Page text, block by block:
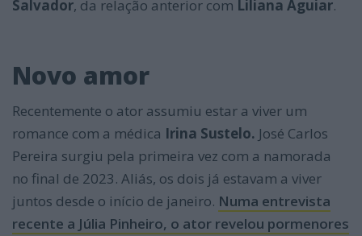
Salvador, da relação anterior com Liliana Aguiar.
Novo amor
Recentemente o ator assumiu estar a viver um
romance com a médica Irina Sustelo. José Carlos
Pereira surgiu pela primeira vez com a namorada
no final de 2023. Aliás, os dois já estavam a viver
juntos desde o início de janeiro. Numa entrevista
recente a Júlia Pinheiro, o ator revelou pormenores